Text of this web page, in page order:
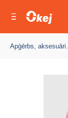
Apģērbs, aksesuāri.